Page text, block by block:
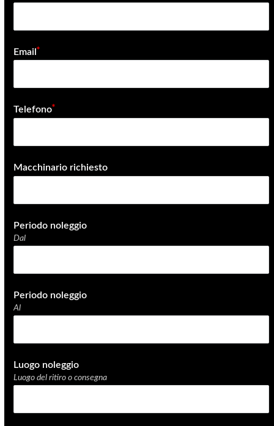
Email
Telefono
Macchinario richiesto
Periodo noleggio
Dal
Periodo noleggio
Al
Luogo noleggio
Luogo del ritiro o consegna